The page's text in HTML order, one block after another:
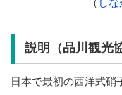
（ し
説明（品川観光
日本で最初の西洋式硝